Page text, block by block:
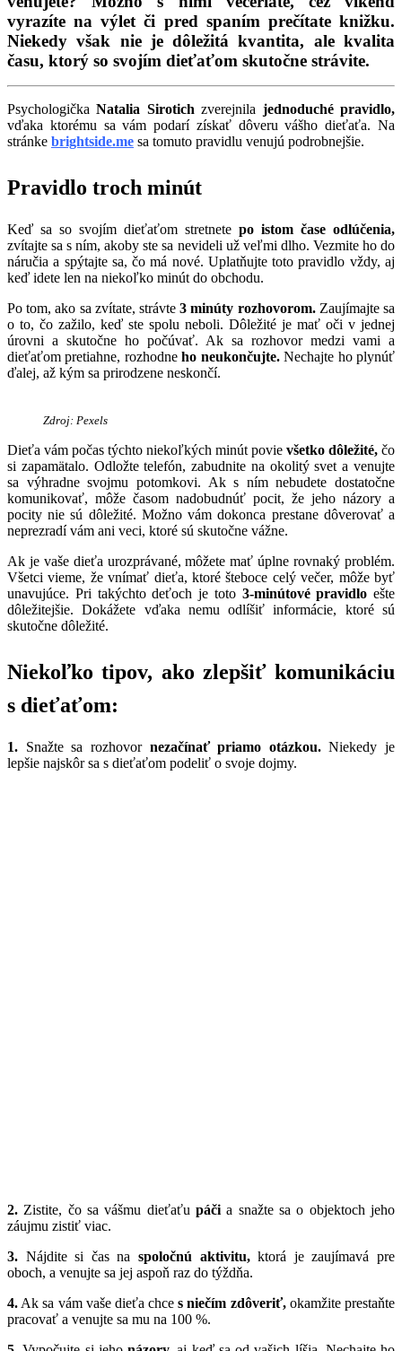
vyrazíte na výlet či pred spaním prečítate knižku.
Niekedy však nie je dôležitá kvantita, ale kvalita
času, ktorý so svojím dieťaťom skutočne strávite.
PsychologičkaNatalia Sirotich zverejnila jednoduché pravidlo,
vďaka ktorému sa vám podarí získať dôveru vášho dieťaťa. Na
stránke brightside.me sa tomuto pravidlu venujú podrobnejšie.
Pravidlo troch minút
Keď sa so svojím dieťaťom stretnete po istom čase odlúčenia,
zvítajte sa s ním, akoby ste sa nevideli už veľmi dlho. Vezmite ho do
náručia a spýtajte sa, čo má nové. Uplatňujte toto pravidlo vždy, aj
keď idete len na niekoľko minút do obchodu.
Po tom, ako sa zvítate, strávte3 minúty rozhovorom.Zaujímajte sa
o to, čo zažilo, keď ste spolu neboli. Dôležité je mať oči v jednej
úrovni a skutočne ho počúvať. Ak sa rozhovor medzi vami a
dieťaťom pretiahne, rozhodneho neukončujte.Nechajte ho plynúť
ďalej, až kým sa prirodzene neskončí.
Zdroj: Pexels
Dieťa vám počas týchto niekoľkých minút povie všetko dôležité, čo
si zapamätalo. Odložte telefón, zabudnite na okolitý svet a venujte
sa výhradne svojmu potomkovi. Ak s ním nebudete dostatočne
komunikovať, môže časom nadobudnúť pocit, že jeho názory a
pocity nie sú dôležité. Možno vám dokonca prestane dôverovať a
neprezradí vám ani veci, ktoré sú skutočne vážne.
Ak je vaše dieťa urozprávané, môžete mať úplne rovnaký problém.
Všetci vieme, že vnímať dieťa, ktoré šteboce celý večer, môže byť
unavujúce. Pri takýchto deťoch je toto 3-minútové pravidlo ešte
dôležitejšie. Dokážete vďaka nemu odlíšiť informácie, ktoré sú
skutočne dôležité.
Niekoľko tipov, ako zlepšiť komunikáciu
s dieťaťom:
1. Snažte sa rozhovor nezačínať priamo otázkou.Niekedy je
lepšie najskôr sa s dieťaťom podeliť o svoje dojmy.
2. Zistite, čo sa vášmu dieťaťu páči a snažte sa o objektoch jeho
záujmu zistiť viac.
3. Nájdite si čas na spoločnú aktivitu,ktorá je zaujímavá pre
oboch, a venujte sa jej aspoň raz do týždňa.
4. Ak sa vám vaše dieťa chces niečím zdôveriť,okamžite prestaňte
pracovať a venujte sa mu na 100 %.